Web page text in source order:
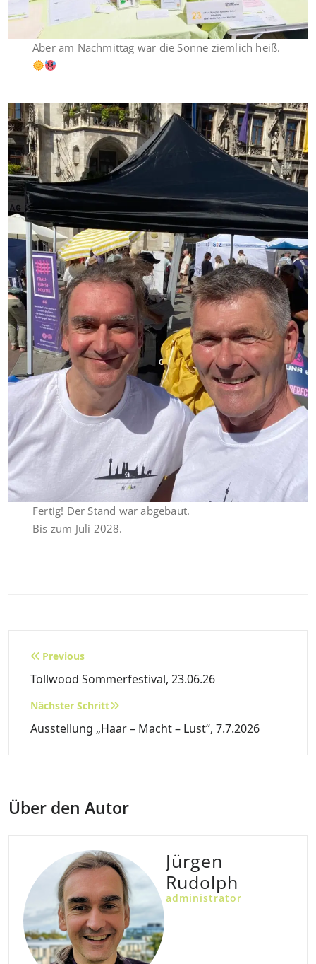
Aber am Nachmittag war die Sonne ziemlich heiß.
Fertig! Der Stand war abgebaut.
Bis zum Juli 2028.
Beitragsnavigation
Previous
Tollwood Sommerfestival, 23.06.26
Nächster Schritt
Ausstellung „Haar – Macht – Lust“, 7.7.2026
Über den Autor
Jürgen
Rudolph
administrator